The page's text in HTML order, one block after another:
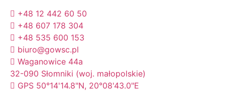
+48 12 442 60 50
+48 607 178 304
+48 535 600 153
biuro@gowsc.pl
Waganowice 44a
32-090 Słomniki (woj. małopolskie)
GPS 50°14'14.8"N, 20°08'43.0"E